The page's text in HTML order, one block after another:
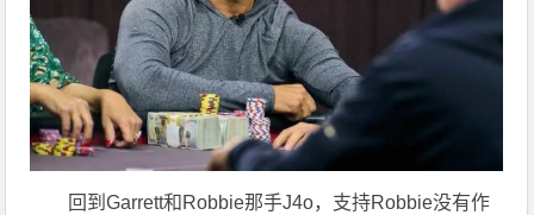
回到Garrett和Robbie那手J4o，支持Robbie没有作